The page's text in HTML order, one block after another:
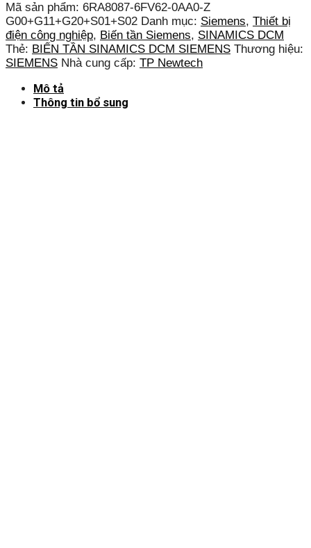
Mã sản phẩm: 6RA8087-6FV62-0AA0-Z
G00+G11+G20+S01+S02 Danh mục: Siemens, Thiết bị
điện công nghiệp, Biến tần Siemens, SINAMICS DCM
Thẻ: BIẾN TẦN SINAMICS DCM SIEMENS Thương hiệu:
SIEMENS Nhà cung cấp: TP Newtech
Mô tả
Thông tin bổ sung